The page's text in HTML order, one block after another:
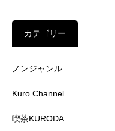
カテゴリー
ノンジャンル
Kuro Channel
喫茶KURODA